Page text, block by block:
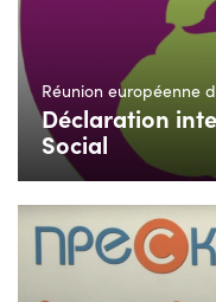
Réunion européenne
Déclaration
Social